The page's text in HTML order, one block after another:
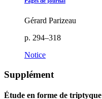
Gérard Parizeau
p. 294–318
Notice
Supplément
Étude en forme de triptyque